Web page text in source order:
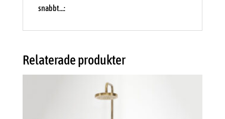
snabbt…:
Relaterade produkter